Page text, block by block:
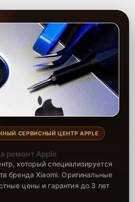
СЕРВИСНЫЙ ЦЕНТР APPLE
ремонт Apple
который специализируется
бренда Xiaomi. Оригинальные
цены и гарантия до 3 лет